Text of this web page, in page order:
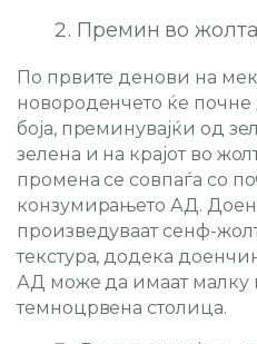
Премин во
По првите денови на
новороденчето ќе почне
боја, преминувајќи од
зелена и на крајот во
промена се совпаѓа со
конзумирањето АД.
произведуваат сенф-
текстура, додека
АД може да имаат малку
темноцрвена столица.